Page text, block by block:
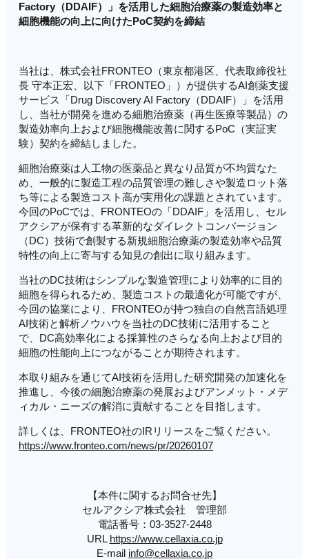
Factory（DDAIF）」を活用した細胞治療薬の製造効率と
細胞機能の向上に向けたPoC契約を締結
当社は、株式会社FRONTEO（東京都港区、代表取締役社
長 守本正宏、以下「FRONTEO」）が提供するAI創薬支援
サービス「Drug Discovery AI Factory（DDAIF）」を活用
し、当社が開発を進める細胞治療薬（再生医療等製品）の
製造効率向上および細胞機能改善に関するPoC（実証実
験）契約を締結しました。
細胞治療薬は人工物の医薬品と異なり品質が不均質なた
め、一般的に製造工程の品質管理の難しさや製造ロット落
ち等による製造コスト高が実用化の課題とされています。
今回のPoCでは、FRONTEOの「DDAIF」を活用し、セル
アクシアが保有する革新的なダイレクトコンバージョン
（DC）技術で創製する新規細胞治療薬の製造効率や品質
特性の向上に寄与する知見の創出に取り組みます。
当社のDC技術はシンプルな製造管理により効率的に目的
細胞を得られるため、製造コストの最適化が可能ですが、
今回の協業により、FRONTEOが持つ独自の自然言語処理
AI技術と解析ノウハウを当社のDC技術に活用すること
で、DC高効率化による採算性のさらなる向上および目的
細胞の性能向上につながることが期待されます。
本取り組みを通じてAI技術を活用した研究開発の加速化を
推進し、今後の細胞治療薬の発展およびアンメット・メデ
ィカル・ニーズの解消に貢献することを目指します。
詳しくは、FRONTEO社のIRリリースをご覧ください。
https://www.fronteo.com/news/pr/20260107
【本件に関するお問合せ先】
セルアクシア株式会社 管理部
電話番号：03-3527-2448
URL https://www.cellaxia.co.jp
E-mail info@cellaxia.co.jp